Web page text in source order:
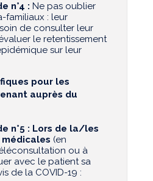
n°4 : Ne pas oublier
familiaux : leur
de consulter leur
le retentissement
sur leur
pour les
auprès du
n°5 : Lors de la/les
(en
ou à
avec le patient sa
de la COVID-19 :